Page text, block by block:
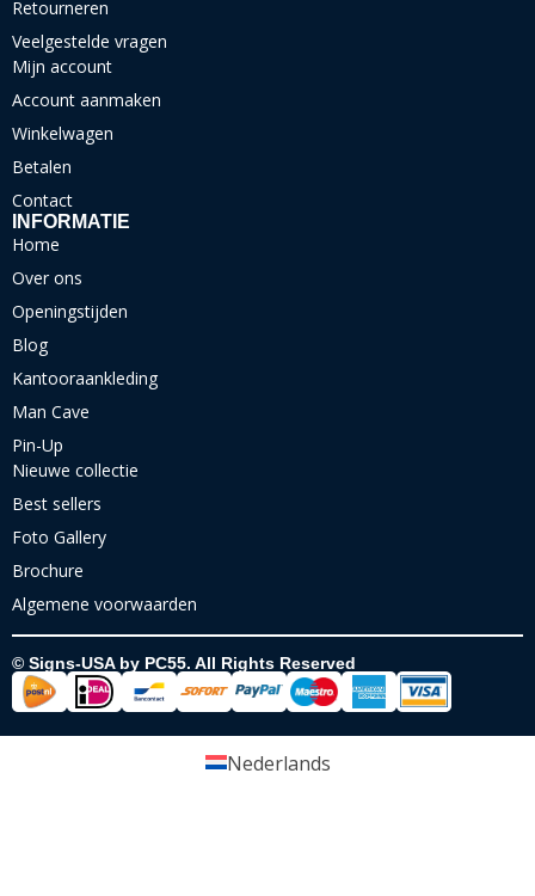
Retourneren
Veelgestelde vragen
Mijn account
Account aanmaken
Winkelwagen
Betalen
Contact
INFORMATIE
Home
Over ons
Openingstijden
Blog
Kantooraankleding
Man Cave
Pin-Up
Nieuwe collectie
Best sellers
Foto Gallery
Brochure
Algemene voorwaarden
© Signs-USA by PC55. All Rights Reserved
Nederlands